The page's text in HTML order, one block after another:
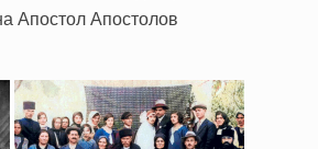
Апостол Апостолов